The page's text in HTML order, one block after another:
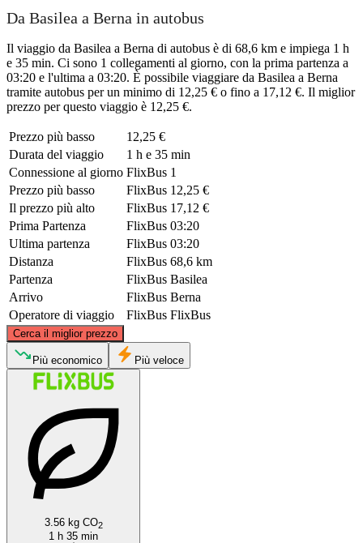
Da Basilea a Berna in autobus
Il viaggio da Basilea a Berna di autobus è di 68,6 km e impiega 1 h
e 35 min. Ci sono 1 collegamenti al giorno, con la prima partenza a
03:20 e l'ultima a 03:20. È possibile viaggiare da Basilea a Berna
tramite autobus per un minimo di 12,25 € o fino a 17,12 €. Il miglior
prezzo per questo viaggio è 12,25 €.
Prezzo più basso
12,25 €
Durata del viaggio
1 h e 35 min
Connessione al giorno FlixBus 1
Prezzo più basso
FlixBus 12,25 €
Il prezzo più alto
FlixBus 17,12 €
Prima Partenza
FlixBus 03:20
Ultima partenza
FlixBus 03:20
Distanza
FlixBus 68,6 km
Partenza
FlixBus Basilea
Arrivo
FlixBus Berna
Operatore di viaggio
FlixBus FlixBus
Cerca il miglior prezzo
©CARTO
Più economico Più veloce
3.56 kg CO2
1 h 35 min